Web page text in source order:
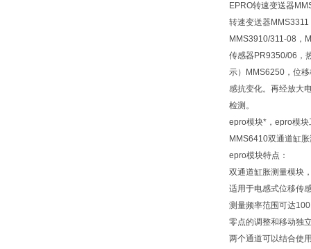
EPRO转速变送器
转速变送器
MMS3910/311-08，
传感器PR9350/06，
示）MMS6250，位
感抗变化。再经放大
检测。
epro模块*，epro模
MMS6410双通道缸
epro模块特点：
双通道缸胀测量模块
适用于电感式位移传
测量频率范围可达
零点的调整和移动独
两个通道可以结合使